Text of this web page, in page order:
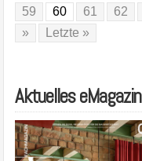
59
60 61 62
»
Letzte »
Aktuelles eMagazin